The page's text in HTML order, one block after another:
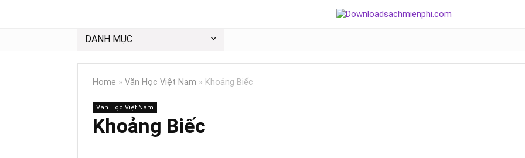
DANH MỤC
Home » Văn Học Việt Nam » Khoảng Biếc
Văn Học Việt Nam
Khoảng Biếc